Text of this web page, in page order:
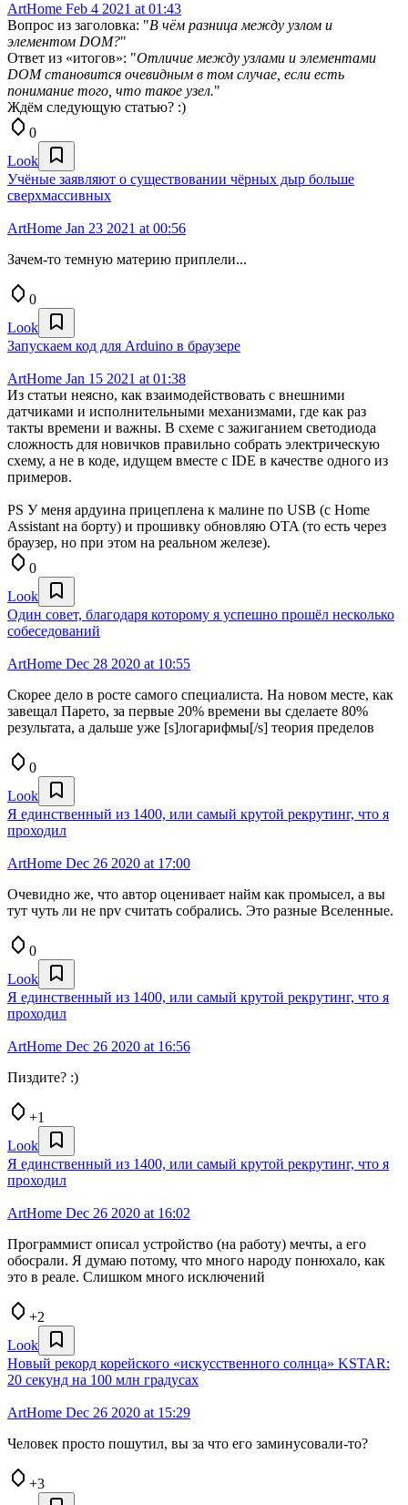
ArtHome Feb 4 2021 at 01:43
Вопрос из заголовка: "В чём разница между узлом и
элементом DOM?"
Ответ из «итогов»: "Отличие между узлами и элементами
DOM становится очевидным в том случае, если есть
понимание того, что такое узел."
Ждём следующую статью? :)
0
Look
Учёные заявляют о существовании чёрных дыр больше
сверхмассивных
ArtHome Jan 23 2021 at 00:56
Зачем-то темную материю приплели...
0
Look
Запускаем код для Arduino в браузере
ArtHome Jan 15 2021 at 01:38
Из статьи неясно, как взаимодействовать с внешними
датчиками и исполнительными механизмами, где как раз
такты времени и важны. В схеме с зажиганием светодиода
сложность для новичков правильно собрать электрическую
схему, а не в коде, идущем вместе с IDE в качестве одного из
примеров.
PS У меня ардуина прицеплена к малине по USB (с Home
Assistant на борту) и прошивку обновляю OTA (то есть через
браузер, но при этом на реальном железе).
0
Look
Один совет, благодаря которому я успешно прошёл несколько
собеседований
ArtHome Dec 28 2020 at 10:55
Скорее дело в росте самого специалиста. На новом месте, как
завещал Парето, за первые 20% времени вы сделаете 80%
результата, а дальше уже [s]логарифмы[/s] теория пределов
0
Look
Я единственный из 1400, или самый крутой рекрутинг, что я
проходил
ArtHome Dec 26 2020 at 17:00
Очевидно же, что автор оценивает найм как промысел, а вы
тут чуть ли не npv считать собрались. Это разные Вселенные.
0
Look
Я единственный из 1400, или самый крутой рекрутинг, что я
проходил
ArtHome Dec 26 2020 at 16:56
Пиздите? :)
+1
Look
Я единственный из 1400, или самый крутой рекрутинг, что я
проходил
ArtHome Dec 26 2020 at 16:02
Программист описал устройство (на работу) мечты, а его
обосрали. Я думаю потому, что много народу понюхало, как
это в реале. Слишком много исключений
+2
Look
Новый рекорд корейского «искусственного солнца» KSTAR:
20 секунд на 100 млн градусах
ArtHome Dec 26 2020 at 15:29
Человек просто пошутил, вы за что его заминусовали-то?
+3